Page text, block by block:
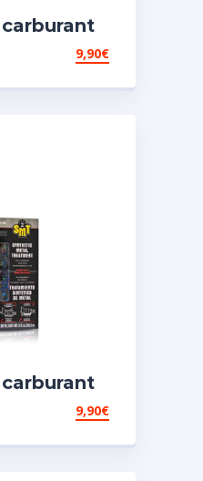
9,90€
9,90€